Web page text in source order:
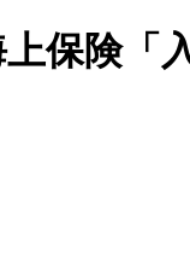
上保険